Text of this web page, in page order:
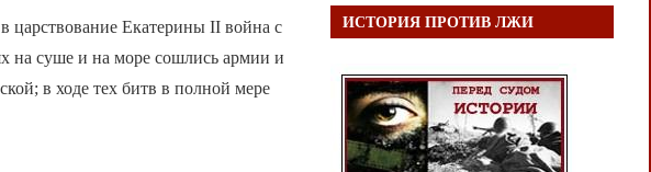
в царствование Екатерины II война с
на суше и на море сошлись армии и
в ходе тех битв в полной мере
ИСТОРИЯ ПРОТИВ ЛЖИ